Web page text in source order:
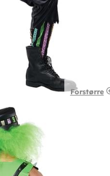
Forstørre